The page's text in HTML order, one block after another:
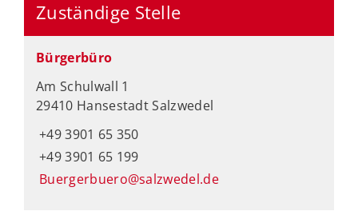
Zuständige Stelle
Bürgerbüro
Am Schulwall 1
29410 Hansestadt Salzwedel
+49 3901 65 350
+49 3901 65 199
Buergerbuero@salzwedel.de